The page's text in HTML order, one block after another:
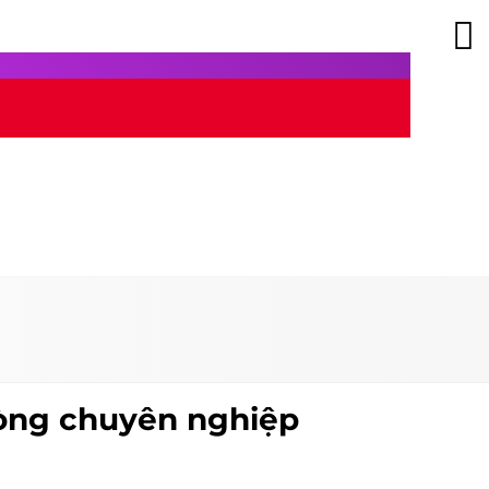
chuyên nghiệp